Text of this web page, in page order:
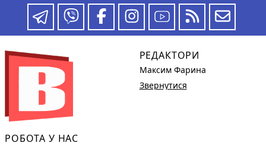
РОБОТА У НАС
РЕДАКТОРИ
Максим Фарина
Звернутися